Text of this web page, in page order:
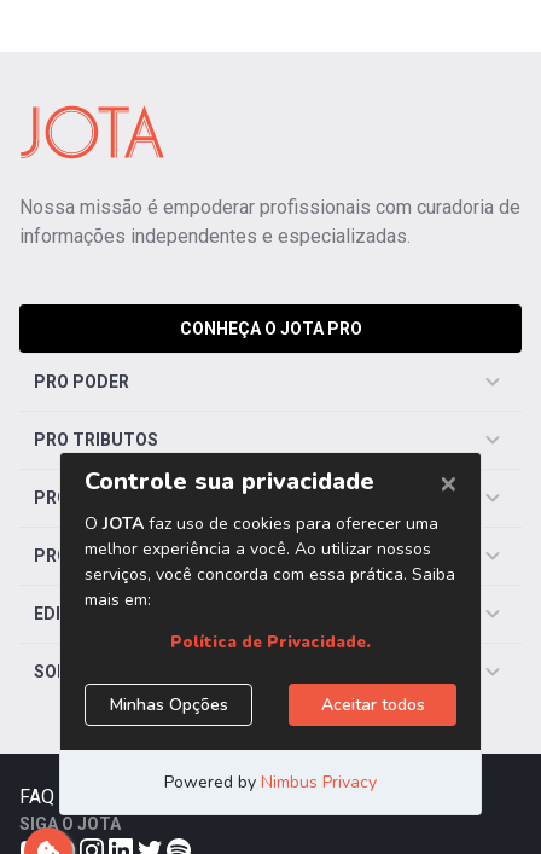
Nossa missão é empoderar profissionais com curadoria de
informações independentes e especializadas.
CONHEÇA O JOTA PRO
PRO PODER
PRO TRIBUTOS
PRO TRABALHISTA
PRO SAÚDE
EDITORIAS
SOBRE O JOTA
FAQ Trabalhe Conosco
SIGA O JOTA